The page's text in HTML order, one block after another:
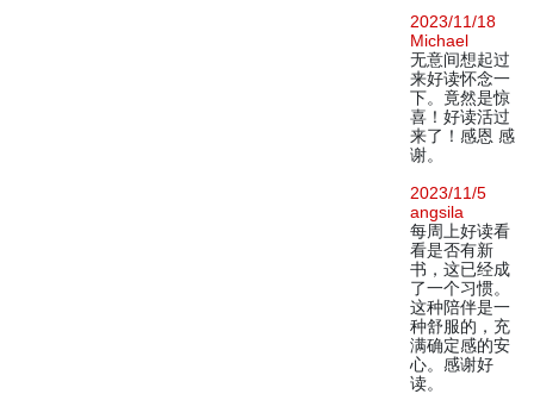
2023/11/18
Michael
无意间想起过
来好读怀念一
下。竟然是惊
喜！好读活过
来了！感恩 感
谢。
2023/11/5
angsila
每周上好读看
看是否有新
书，这已经成
了一个习惯。
这种陪伴是一
种舒服的，充
满确定感的安
心。感谢好
读。